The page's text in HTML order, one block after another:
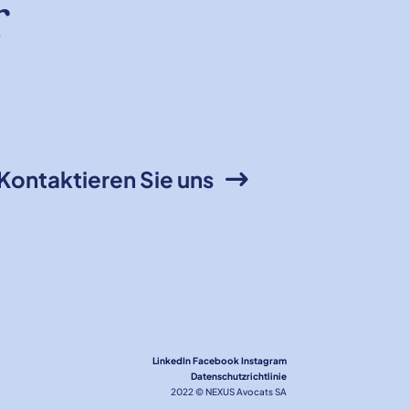
Sie uns
LinkedIn Facebook Instagram
Datenschutzrichtlinie
2022 © NEXUS Avocats SA